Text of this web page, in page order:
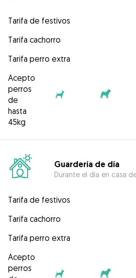
Tarifa de festivos
Tarifa cachorro
Tarifa perro extra
Acepto
perros
de
hasta
45kg
Guardería de día
Durante el día en casa
Tarifa de festivos
Tarifa cachorro
Tarifa perro extra
Acepto
perros